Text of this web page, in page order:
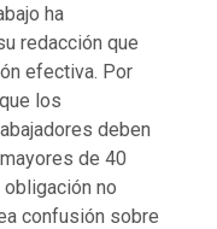
ha
redacción que
efectiva. Por
los
deben
de 40
no
confusión sobre